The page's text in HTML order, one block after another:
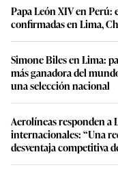
Papa León XIV en Perú:
confirmadas en Lima,
Simone Biles en Lima:
más ganadora del
una selección nacional
Aerolíneas responden a
internacionales: “Una
desventaja competitiva